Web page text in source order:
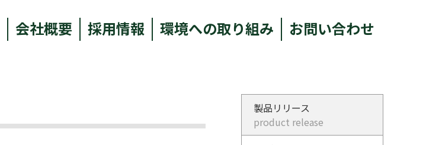
会社概要 採用情報 環境への取り組み お問い合わせ
製品リリース
product release